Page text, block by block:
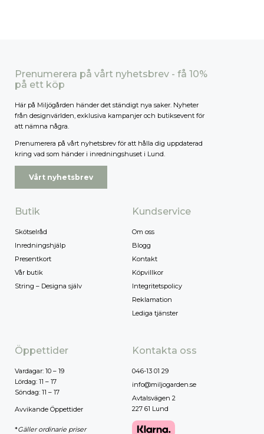
Prenumerera på vårt nyhetsbrev - få 10%
på ett köp
Här på Miljögården händer det ständigt nya saker. Nyheter
från designvärlden, exklusiva kampanjer och butiksevent för
att nämna några.
Prenumerera på vårt nyhetsbrev för att hålla dig uppdaterad
kring vad som händer i inredningshuset i Lund.
Vårt nyhetsbrev
Butik
Skötselråd
Inredningshjälp
Presentkort
Vår butik
String – Designa själv
Kundservice
Om oss
Blogg
Kontakt
Köpvillkor
Integritetspolicy
Reklamation
Lediga tjänster
Öppettider
Vardagar: 10 – 19
Lördag: 11 – 17
Söndag: 11 – 17
Avvikande Öppettider
*Gäller ordinarie priser
Kontakta oss
046-13 01 29
info@miljogarden.se
Avtalsvägen 2
227 61 Lund